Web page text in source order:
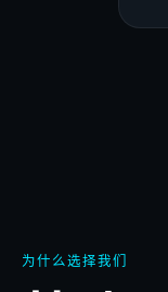
为什么选择我们